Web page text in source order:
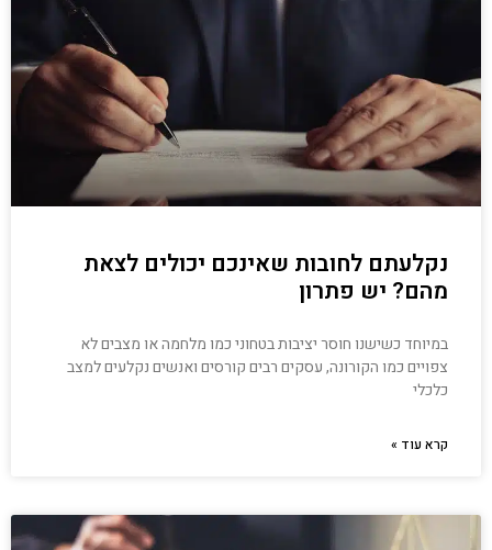
נקלעתם לחובות שאינכם יכולים לצאת
מהם? יש פתרון
במיוחד כשישנו חוסר יציבות בטחוני כמו מלחמה או מצבים לא
צפויים כמו הקורונה, עסקים רבים קורסים ואנשים נקלעים למצב
כלכלי
קרא עוד »